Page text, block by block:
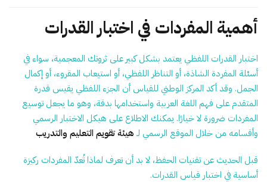
أهمية المفردات في اختبار القدرات
اختبار القدرات اللفظي يعتمد بشكل كبير على ثروتك المعجمية، سواء في
أسئلة المفردة الشاذة، أو التناظر اللفظي، أو استيعاب المقروء، أو إكمال
الجمل. وقد أكد المركز الوطني للقياس أن الجزء اللفظي يقيس قدرة
المتقدم على فهم اللغة العربية واستخدامها بدقة، وهو ما يجعل توسيع
المفردات ضرورة لا خيارًا. يمكنك الاطلاع على هيكل الاختبار الرسمي
وأقسامه من خلال الموقع الرسمي لـ هيئة تقويم التعليم والتدريب
قبل الحديث عن تقنيات الحفظ، لا بد أن تعرف لماذا تُعدّ المفردات ركيزة
أساسية في اختبار قياس القدرات.